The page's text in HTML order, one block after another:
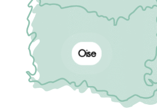
Elise FERLIN
Chargée d'accompagnement
elise.ferlin@esante-hdf.fr
Oise
Camille HUBERT
Chargée d'accompagnement